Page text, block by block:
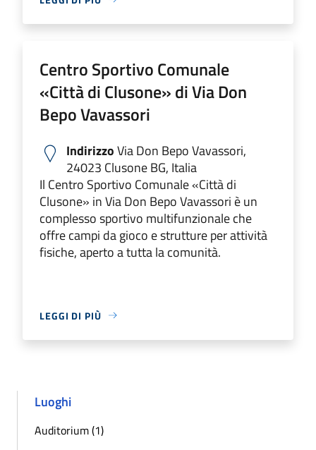
Centro Sportivo Comunale
«Città di Clusone» di Via Don
Bepo Vavassori
IndirizzoVia Don Bepo Vavassori,
24023 Clusone BG, Italia
Il Centro Sportivo Comunale «Città di
Clusone» in Via Don Bepo Vavassori è un
complesso sportivo multifunzionale che
offre campi da gioco e strutture per attività
fisiche, aperto a tutta la comunità.
LEGGI DI PIÙ
Luoghi
Auditorium (1)